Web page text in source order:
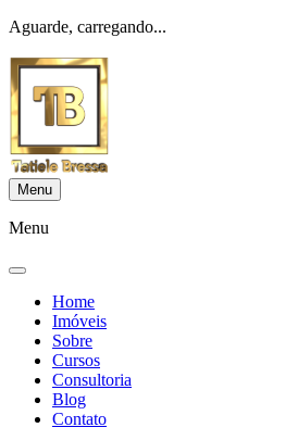
Aguarde, carregando...
Menu
Menu
Home
Imóveis
Sobre
Cursos
Consultoria
Blog
Contato